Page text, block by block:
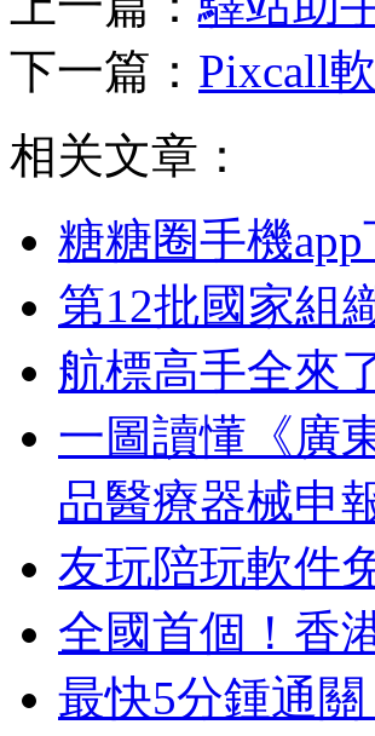
下一篇： Pixcall
相关文章：
糖糖圈手機
第12批國家組
航標高手全來
一圖讀懂《廣
品醫療器械申
友玩陪玩軟件
全國首個！香
最快5分鍾通